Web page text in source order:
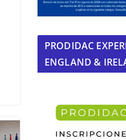
PRODIDAC
ENGLAND &